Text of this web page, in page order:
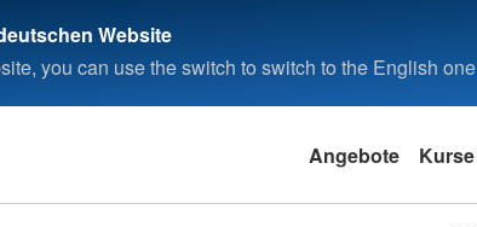
Website
you can use the switch to switch to the English one
Angebote Kurse